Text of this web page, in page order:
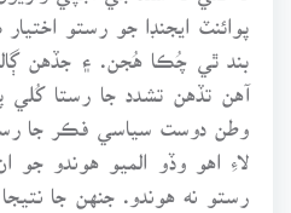
پوائنٽ ايجنڊا جو رستو
بند ٿي چُڪا هُجن. ۽ جڏهن
آهن تڏهن تشدد جا رستا کُلي
وطن دوست سياسي فڪر جا
لاءِ اهو وڏو الميو هوندو جو
رستو نه هوندو. جنهن جا